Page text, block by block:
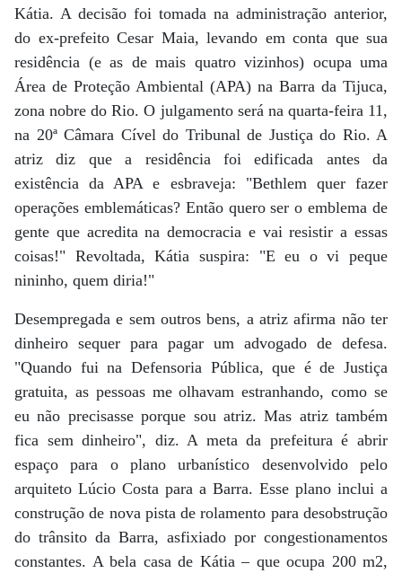
Kátia. A decisão foi tomada na administração anterior,
do ex-prefeito Cesar Maia, levando em conta que sua
residência (e as de mais quatro vizinhos) ocupa uma
Área de Proteção Ambiental (APA) na Barra da Tijuca,
zona nobre do Rio. O julgamento será na quarta-feira 11,
na 20ª Câmara Cível do Tribunal de Justiça do Rio. A
atriz diz que a residência foi edificada antes da
existência da APA e esbraveja: "Bethlem quer fazer
operações emblemáticas? Então quero ser o emblema de
gente que acredita na democracia e vai resistir a essas
coisas!" Revoltada, Kátia suspira: "E eu o vi peque
nininho, quem diria!"
Desempregada e sem outros bens, a atriz afirma não ter
dinheiro sequer para pagar um advogado de defesa.
"Quando fui na Defensoria Pública, que é de Justiça
gratuita, as pessoas me olhavam estranhando, como se
eu não precisasse porque sou atriz. Mas atriz também
fica sem dinheiro", diz. A meta da prefeitura é abrir
espaço para o plano urbanístico desenvolvido pelo
arquiteto Lúcio Costa para a Barra. Esse plano inclui a
construção de nova pista de rolamento para desobstrução
do trânsito da Barra, asfixiado por congestionamentos
constantes. A bela casa de Kátia – que ocupa 200 m2,